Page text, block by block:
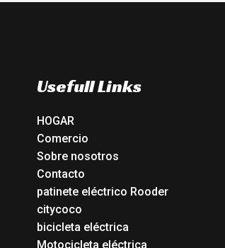
Usefull Links
HOGAR
Comercio
Sobre nosotros
Contacto
patinete eléctrico Rooder
citycoco
bicicleta eléctrica
Motocicleta eléctrica